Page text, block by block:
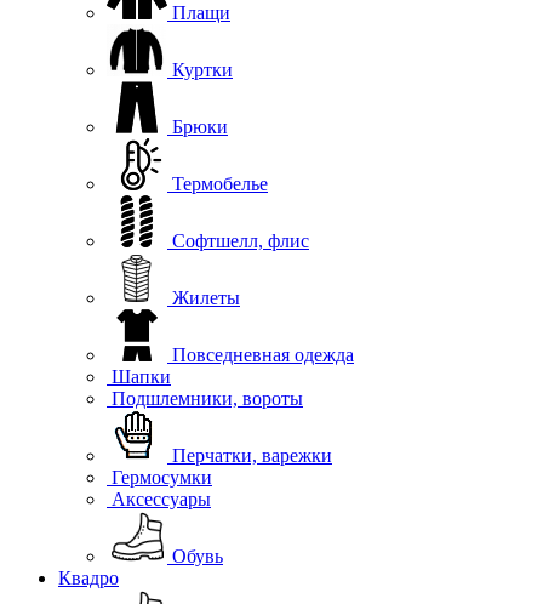
Плащи
Куртки
Брюки
Термобелье
Софтшелл, флис
Жилеты
Повседневная одежда
Шапки
Подшлемники, вороты
Перчатки, варежки
Гермосумки
Аксессуары
Обувь
Квадро